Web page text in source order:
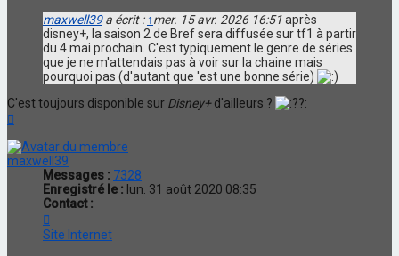
maxwell39a écrit : ↑mer. 15 avr. 2026 16:51après
disney+, la saison 2 de Bref sera diffusée sur tf1 à partir
du 4 mai prochain. C'est typiquement le genre de séries
que je ne m'attendais pas à voir sur la chaine mais
pourquoi pas (d'autant que 'est une bonne série)
C'est toujours disponible sur Disney+d'ailleurs ?
maxwell39
Messages : 7328
Enregistré le : lun. 31 août 2020 08:35
Contact :
maxwell39
Site Internet